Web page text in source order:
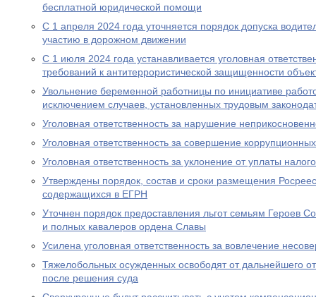
бесплатной юридической помощи
С 1 апреля 2024 года уточняется порядок допуска
участию в дорожном движении
С 1 июля 2024 года устанавливается уголовная
требований к антитеррористической защищенности
Увольнение беременной работницы по инициативе
исключением случаев, установленных трудовым
Уголовная ответственность за нарушение
Уголовная ответственность за совершение
Уголовная ответственность за уклонение от уплаты
Утверждены порядок, состав и сроки размещения
содержащихся в ЕГРН
Уточнен порядок предоставления льгот семьям Героев
и полных кавалеров ордена Славы
Усилена уголовная ответственность за вовлечение
Тяжелобольных осужденных освободят от дальнейшего
после решения суда